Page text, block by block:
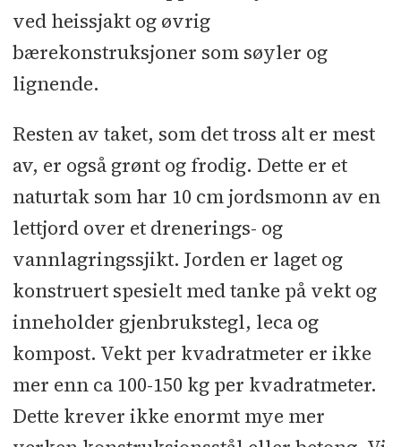
ved heissjakt og øvrig
bærekonstruksjoner som søyler og
lignende.
Resten av taket, som det tross alt er mest
av, er også grønt og frodig. Dette er et
naturtak som har 10 cm jordsmonn av en
lettjord over et drenerings- og
vannlagringssjikt. Jorden er laget og
konstruert spesielt med tanke på vekt og
inneholder gjenbrukstegl, leca og
kompost. Vekt per kvadratmeter er ikke
mer enn ca 100-150 kg per kvadratmeter.
Dette krever ikke enormt mye mer